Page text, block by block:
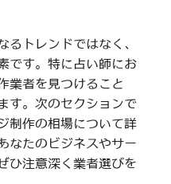
るトレンドではなく、
です。特に占い師にお
業者を見つけること
す。次のセクションで
制作の相場について詳
なたのビジネスやサー
ひ注意深く業者選びを